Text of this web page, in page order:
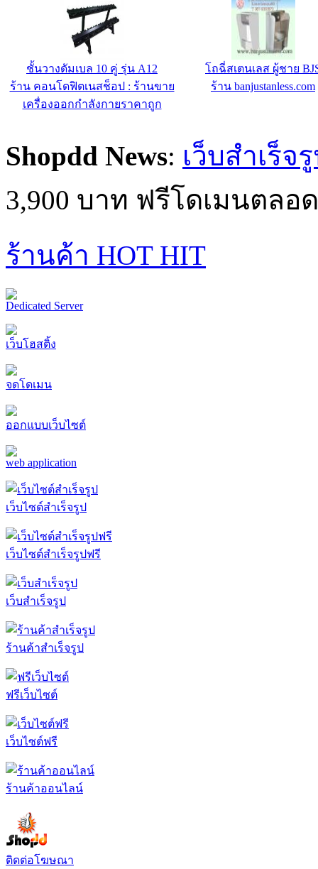
โถสุขภัณฑ์สเตนเลสนั่งยอง
ร้าน banjustanless.com
ประตูห้องน้ำสแตนเลสสำเ
ร้าน banjustanless.com
Shopdd News: เว็บสำเร็จ
3,900 บาท ฟรีโดเมนตลอ
ร้านค้า HOT HIT
Dedicated Server
เว็บโฮสติ้ง
จดโดเมน
ออกแบบเว็บไซต์
web application
เว็บไซต์สำเร็จรูป
เว็บไซต์สำเร็จรูปฟรี
เว็บสำเร็จรูป
ร้านค้าสำเร็จรูป
ฟรีเว็บไซต์
เว็บไซต์ฟรี
ร้านค้าออนไลน์
ติดต่อโฆษณา